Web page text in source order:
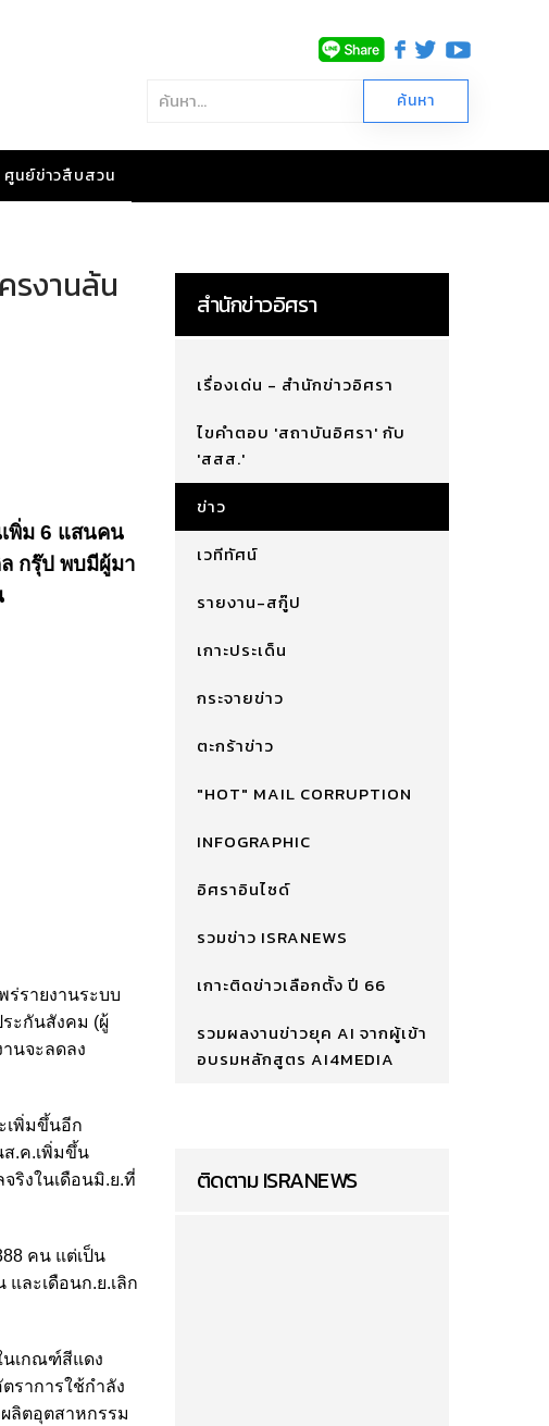
ศูนย์ข่าวสืบสวน
รงานล้น
เพิ่ม 6 แสนคน
กรุ๊ป พบมีผู้มา
ร่รายงานระบบ
ระกันสังคม (ผู้
นจะลดลง
เพิ่มขึ้นอีก
ส.ค.เพิ่มขึ้น
ริงในเดือนมิ.ย.ที่
คน แต่เป็น
และเดือนก.ย.เลิก
นเกณฑ์สีแดง
ราการใช้กําลัง
ลิตอุตสาหกรรม
สำนักข่าวอิศรา
เรื่องเด่น - สำนักข่าวอิศรา
ไขคำตอบ 'สถาบันอิศรา' กับ
'สสส.'
ข่าว
เวทีทัศน์
รายงาน-สกู๊ป
เกาะประเด็น
กระจายข่าว
ตะกร้าข่าว
"HOT" MAIL CORRUPTION
INFOGRAPHIC
อิศราอินไซด์
รวมข่าว ISRANEWS
เกาะติดข่าวเลือกตั้ง ปี 66
รวมผลงานข่าวยุค AI จากผู้เข้า
อบรมหลักสูตร AI4MEDIA
ติดตาม ISRANEWS